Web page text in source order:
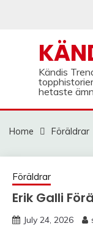
Kändis
hetaste
Home Föräldrar
Föräldrar
Erik Galli
July 24, 2026